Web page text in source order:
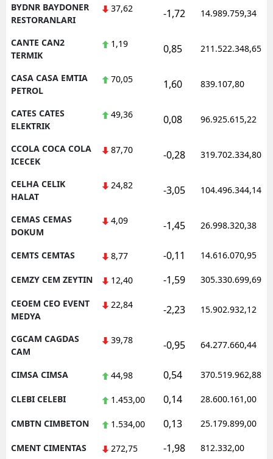
BYDNR BAYDONER
RESTORANLARI
37,62 -1,72 14.989.759,34
CANTE CAN2
TERMIK
1,19 0,85 211.522.348,65
CASA CASA EMTIA
PETROL
70,05 1,60 839.107,80
CATES CATES
ELEKTRIK
49,36 0,08 96.925.615,22
CCOLA COCA COLA
ICECEK
87,70 -0,28 319.702.334,80
CELHA CELIK
HALAT
24,82 -3,05 104.496.344,14
CEMAS CEMAS
DOKUM
4,09 -1,45 26.998.320,38
CEMTS CEMTAS 8,77 -0,11 14.616.070,95
CEMZY CEM ZEYTIN 12,40 -1,59 305.330.699,69
CEOEM CEO EVENT
MEDYA
22,84 -2,23 15.902.932,12
CGCAM CAGDAS
CAM
39,78 -0,95 64.277.660,44
CIMSA CIMSA 44,98 0,54 370.519.962,88
CLEBI CELEBI 1.453,00 0,14 28.600.161,00
CMBTN CIMBETON 1.534,00 0,13 25.179.899,00
CMENT CIMENTAS 272,75 -1,98 812.332,00